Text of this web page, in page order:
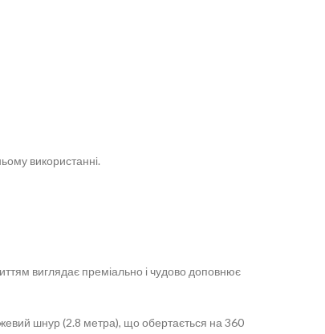
використанні.
виглядає преміально і чудово доповнює
шнур (2.8 метра), що обертається на 360